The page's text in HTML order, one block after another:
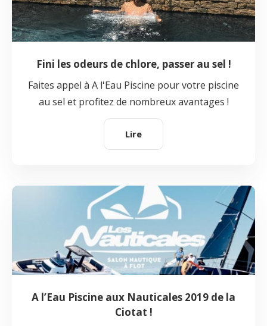
Fini les odeurs de chlore, passer au sel !
Faites appel à A l'Eau Piscine pour votre piscine
au sel et profitez de nombreux avantages !
Lire
A l’Eau Piscine aux Nauticales 2019 de la
Ciotat !